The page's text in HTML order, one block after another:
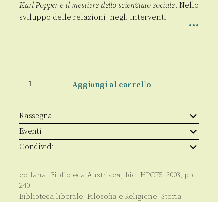
Karl Popper e il mestiere dello scienziato sociale. Nello
sviluppo delle relazioni, negli interventi
Popper
mestiere
dello
scienziato
sociale
quantità
Aggiungi al carrello
Rassegna
Eventi
Condividi
collana: Biblioteca Austriaca, bic: HPCF5, 2003, pp
240
Biblioteca liberale, Filosofia e Religione, Storia